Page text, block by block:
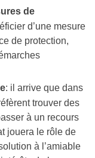
de
d’une mesure
de protection,
: il arrive que dans
trouver des
à un recours
jouera le rôle de
à l’amiable